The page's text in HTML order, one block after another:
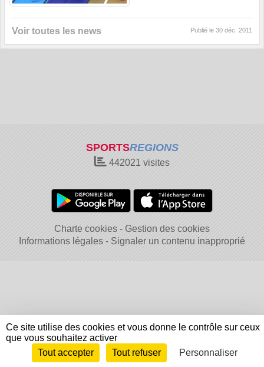
Voir toutes les news Publié le 30 déc. 2011
SPORTSREGIONS
442021 visites
Charte cookies
Gestion des cookies
Informations légales
Signaler un contenu inapproprié
Envie de participer ? Connexion
Ce site utilise des cookies et vous donne le contrôle sur ceux
que vous souhaitez activer
Tout accepter
Tout refuser Personnaliser